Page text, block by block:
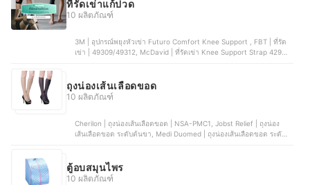
ที่รัดเข่าแก้ปวด
10 ผลิตภัณฑ์
3M | อุปกรณ์พยุงหัวเข่า Futuro Comfort Knee Support , FBT | ที่รัด
เข่า | 49309/49312, McDavid | ที่รัดเข่า Knee Support Strap 429X
ถุงน่องเส้นเลือดขอด
10 ผลิตภัณฑ์
Cherilon | ถุงน่องเส้นเลือดขอด | NSA-PMC1, Jobst Relief | ถุงน่อง
เส้นเลือดขอด ระดับต้นขา, Medi Duomed | ถุงน่องเส้นเลือดขอด ระดับ 2
ตู้อบสมุนไพร
10 ผลิตภัณฑ์